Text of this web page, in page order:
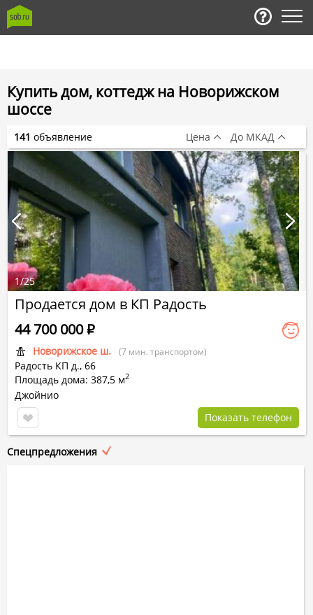
Купить дом, коттедж на Новорижском
шоссе
Продается дом в КП Радость
Новорижское ш. (7 мин. транспортом)
Радость КП д., 66
Площадь дома: 387,5 м2
44 700 000Р
Джойнио
Показать телефон
1/25
Спецпредложения
141 объявление Цена До МКАД